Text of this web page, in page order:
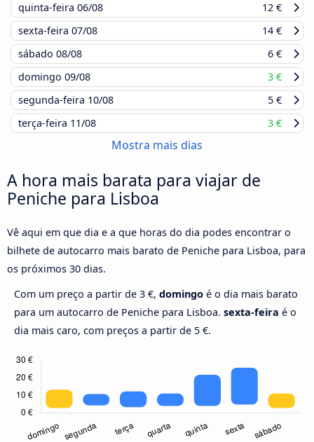
quinta-feira 06/08
12 €
sexta-feira 07/08
14 €
sábado 08/08
6 €
domingo 09/08
3 €
segunda-feira 10/08
5 €
terça-feira 11/08 3 €
Mostra mais dias
A hora mais barata para viajar de
Peniche para Lisboa
Vê aqui em que dia e a que horas do dia podes encontrar o
bilhete de autocarro mais barato de Peniche para Lisboa, para
os próximos 30 dias.
Com um preço a partir de 3 €, domingo é o dia mais barato
para um autocarro de Peniche para Lisboa. sexta-feira é o
dia mais caro, com preços a partir de 5 €.